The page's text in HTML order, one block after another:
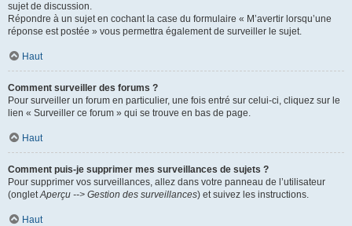
sujet de discussion.
Répondre à un sujet en cochant la case du formulaire « M’avertir lorsqu’une
réponse est postée » vous permettra également de surveiller le sujet.
Haut
Comment surveiller des forums ?
Pour surveiller un forum en particulier, une fois entré sur celui-ci, cliquez sur le
lien « Surveiller ce forum » qui se trouve en bas de page.
Haut
Comment puis-je supprimer mes surveillances de sujets ?
Pour supprimer vos surveillances, allez dans votre panneau de l’utilisateur
(ongletAperçu --> Gestion des surveillances) et suivez les instructions.
Haut